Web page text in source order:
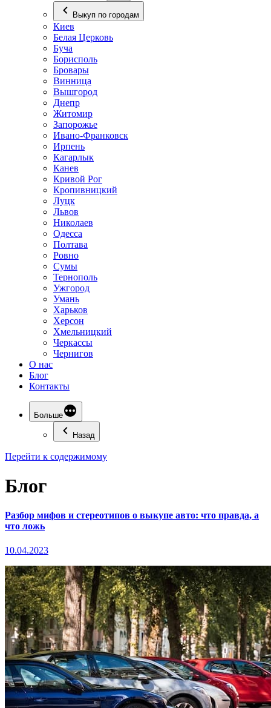
Выкуп по городам
Киев
Белая Церковь
Буча
Борисполь
Бровары
Винница
Вышгород
Днепр
Житомир
Запорожье
Ивано-Франковск
Ирпень
Кагарлык
Канев
Кривой Рог
Кропивницкий
Луцк
Львов
Николаев
Одесса
Полтава
Ровно
Сумы
Тернополь
Ужгород
Умань
Харьков
Херсон
Хмельницкий
Черкассы
Чернигов
О нас
Блог
Контакты
Больше
Назад
Перейти к содержимому
Блог
Разбор мифов и стереотипов о выкупе авто: что правда, а
что ложь
10.04.2023